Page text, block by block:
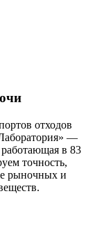
отходов
—
в 83
точность,
рыночных и